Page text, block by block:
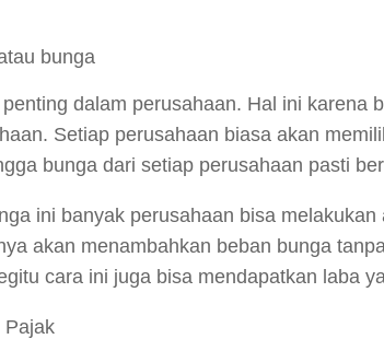
bunga
dalam perusahaan. Hal ini karena
Setiap perusahaan biasa akan
bunga dari setiap perusahaan pasti
ini banyak perusahaan bisa
akan menambahkan beban bunga
cara ini juga bisa mendapatkan laba
Pajak